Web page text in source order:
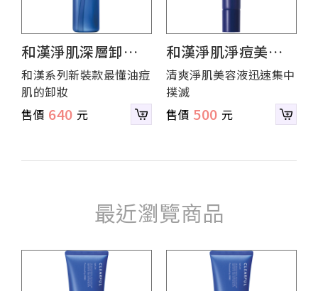
和漢淨肌深層卸妝
露
和漢系列新裝款最懂油痘
肌的卸妝
640
和漢淨肌淨痘美容
液
清爽淨肌美容液迅速集中
撲滅
500
最近瀏覽商品